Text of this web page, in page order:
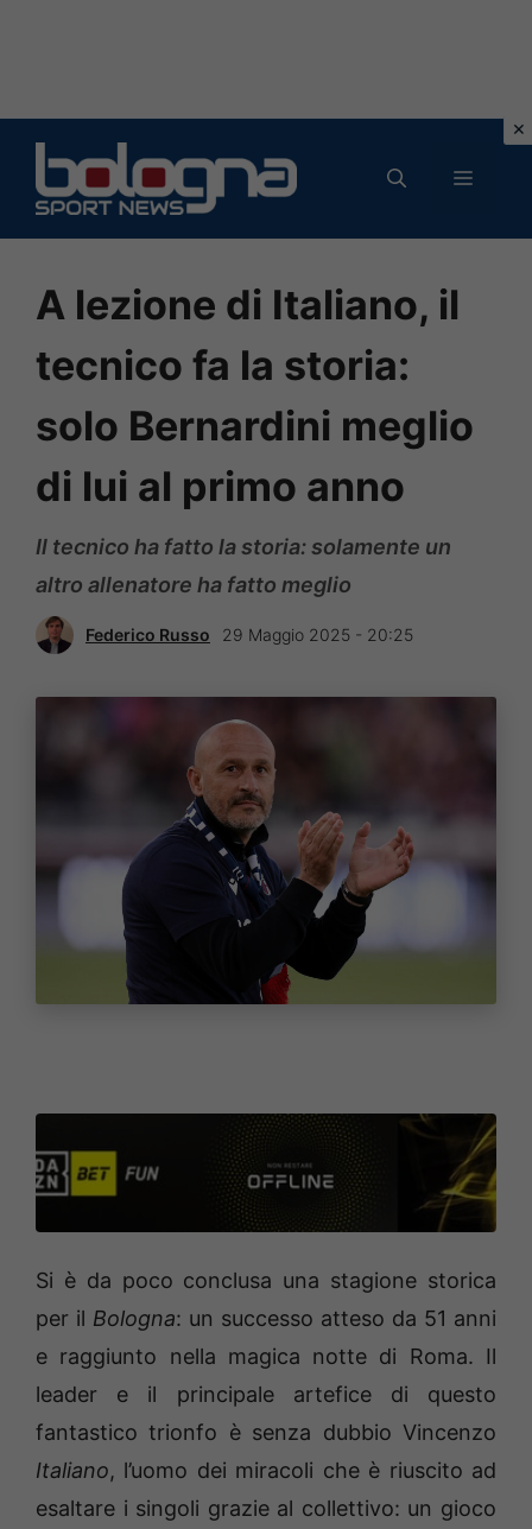
contenuto
MENU
A lezione di Italiano, il
tecnico fa la storia:
solo Bernardini meglio
di lui al primo anno
Il tecnico ha fatto la storia: solamente un
altro allenatore ha fatto meglio
Federico Russo 29 Maggio 2025 - 20:25
Si è da poco conclusa una stagione storica
per il Bologna: un successo atteso da 51 anni
e raggiunto nella magica notte di Roma. Il
leader e il principale artefice di questo
fantastico trionfo è senza dubbio Vincenzo
Italiano, l’uomo dei miracoli che è riuscito ad
esaltare i singoli grazie al collettivo: un gioco